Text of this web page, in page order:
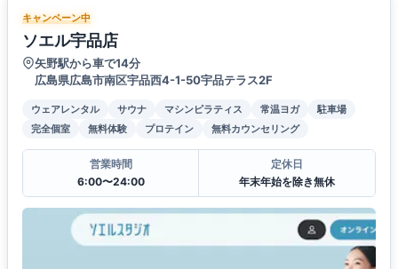
キャンペーン中
ソエル宇品店
矢野駅から車で14分
広島県広島市南区宇品西4-1-50宇品テラス2F
ウェアレンタル サウナ マシンピラティス 常温ヨガ
駐車場
完全個室
無料体験 プロテイン 無料カウンセリング
営業時間
6:00〜24:00
定休日
年末年始を除き無休